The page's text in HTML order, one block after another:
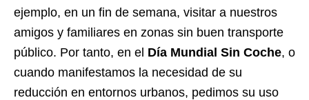
ejemplo, en un fin de semana, visitar a nuestros
amigos y familiares en zonas sin buen transporte
público. Por tanto, en el Día Mundial Sin Coche, o
cuando manifestamos la necesidad de su
reducción en entornos urbanos, pedimos su uso